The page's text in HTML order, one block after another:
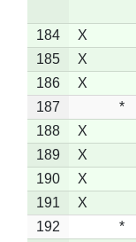
184 X
185
X
186
X
187
*
188
X
189
X
190
X
191
X
192
*